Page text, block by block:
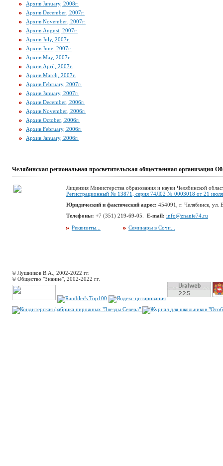
Архив January, 2008г.
Архив December, 2007г.
Архив November, 2007г.
Архив August, 2007г.
Архив July, 2007г.
Архив June, 2007г.
Архив May, 2007г.
Архив April, 2007г.
Архив March, 2007г.
Архив February, 2007г.
Архив January, 2007г.
Архив December, 2006г.
Архив November, 2006г.
Архив October, 2006г.
Архив February, 2006г.
Архив January, 2006г.
Челябинская региональная просветительская общественная организация
Лицензия Министерства образования и науки Челябинской
Регистрационный № 13871, серия 74Л02 № 0003018 от 21
Юридический и фактический адрес: 454091, г. Челябинск, ул.
Телефоны: +7 (351) 219-69-05. E-mail: info@znanie74.ru
Реквизиты...
Семинары в Сочи...
© Лушников В.А., 2002-2022 гг.
© Общество "Знание", 2002-2022 гг.